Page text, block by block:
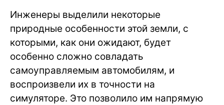
Инженеры выделили некоторые
природные особенности этой земли, с
которыми, как они ожидают, будет
особенно сложно совладать
самоуправляемым автомобилям, и
воспроизвели их в точности на
симуляторе. Это позволило им напрямую